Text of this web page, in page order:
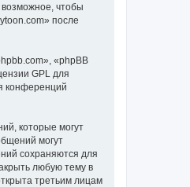
чтобы
после
«phpBB
GPL для
конференций
которые могут
могут
сохраняются для
любую тему в
третьим лицам